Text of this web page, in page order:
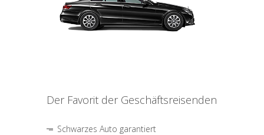
Der Favorit der Geschäftsreisenden
Schwarzes Auto garantiert